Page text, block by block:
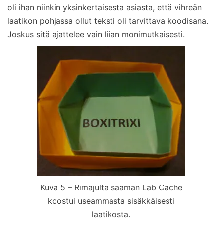
oli ihan niinkin yksinkertaisesta asiasta, että vihreän
laatikon pohjassa ollut teksti oli tarvittava koodisana.
Joskus sitä ajattelee vain liian monimutkaisesti.
Kuva 5 – Rimajulta saaman Lab Cache
koostui useammasta sisäkkäisesti
laatikosta.